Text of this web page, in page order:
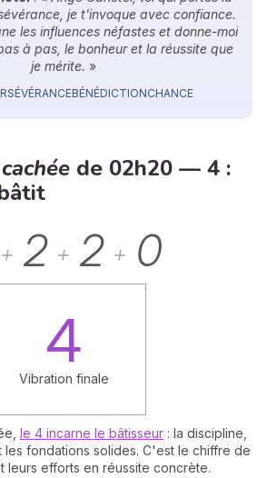
je t'invoque avec confiance.
les influences néfastes et donne-moi
à pas, le bonheur et la réussite que
je mérite. »
BÉNÉDICTIONCHANCE
cachée de 02h20 — 4 :
+ 2 + 2 + 0
4
Vibration finale
le 4 incarne le bâtisseur : la discipline,
les fondations solides. C'est le chiffre de
leurs efforts en réussite concrète.